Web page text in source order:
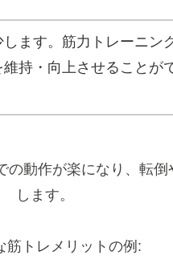
ます。筋力トレーニン
持・向上させることが
の動作が楽になり、転
します。
筋トレメリットの例: